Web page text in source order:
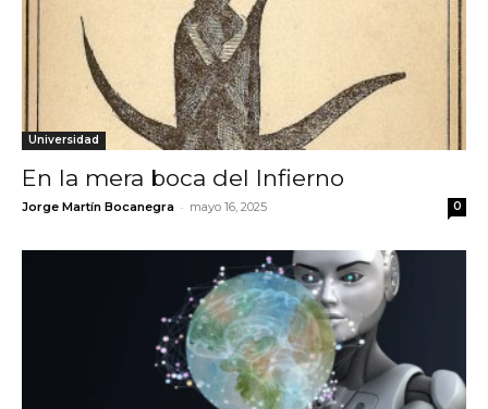
Universidad
En la mera boca del Infierno
Jorge Martín Bocanegra - mayo 16, 2025 0